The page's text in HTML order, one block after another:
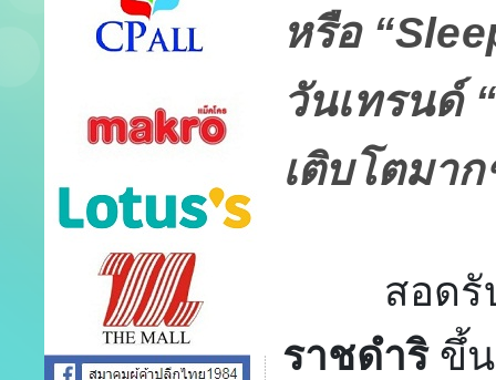
หรือ
วันเทรนด์
เติบโตมา
สอดรับ
ราชดำริ ขึ้